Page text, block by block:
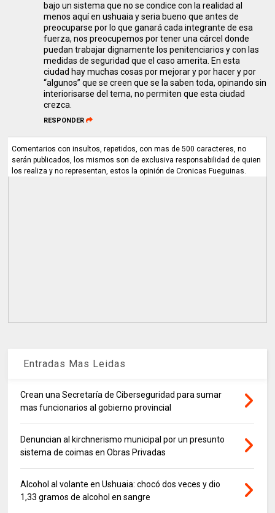
bajo un sistema que no se condice con la realidad al
menos aquí en ushuaia y seria bueno que antes de
preocuparse por lo que ganará cada integrante de esa
fuerza, nos preocupemos por tener una cárcel donde
puedan trabajar dignamente los penitenciarios y con las
medidas de seguridad que el caso amerita. En esta
ciudad hay muchas cosas por mejorar y por hacer y por
“algunos” que se creen que se la saben toda, opinando sin
interiorisarse del tema, no permiten que esta ciudad
crezca.
RESPONDER
Comentarios con insultos, repetidos, con mas de 500 caracteres, no
serán publicados, los mismos son de exclusiva responsabilidad de quien
los realiza y no representan, estos la opinión de Cronicas Fueguinas.
Entradas Mas Leidas
Crean una Secretaría de Ciberseguridad para sumar
mas funcionarios al gobierno provincial
Denuncian al kirchnerismo municipal por un presunto
sistema de coimas en Obras Privadas
Alcohol al volante en Ushuaia: chocó dos veces y dio
1,33 gramos de alcohol en sangre